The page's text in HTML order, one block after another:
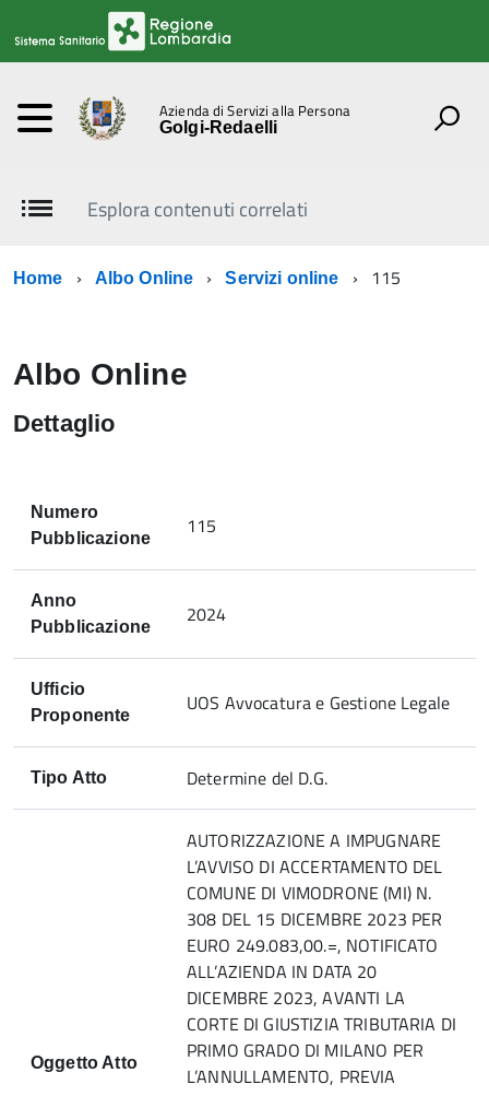
Azienda di Servizi alla Persona
Golgi-Redaelli
Esplora contenuti correlati
Home Albo Online Servizi online 115
Albo Online
Dettaglio
Numero
Pubblicazione
115
Anno
Pubblicazione
2024
Ufficio
Proponente
UOS Avvocatura e Gestione Legale
Tipo Atto Determine del D.G.
Oggetto Atto
AUTORIZZAZIONE A IMPUGNARE
L’AVVISO DI ACCERTAMENTO DEL
COMUNE DI VIMODRONE (MI) N.
308 DEL 15 DICEMBRE 2023 PER
EURO 249.083,00.=, NOTIFICATO
ALL’AZIENDA IN DATA 20
DICEMBRE 2023, AVANTI LA
CORTE DI GIUSTIZIA TRIBUTARIA DI
PRIMO GRADO DI MILANO PER
L’ANNULLAMENTO, PREVIA